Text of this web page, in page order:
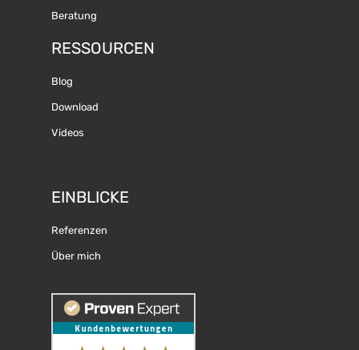
Beratung
RESSOURCEN
Blog
Download
Videos
EINBLICKE
Referenzen
Über mich